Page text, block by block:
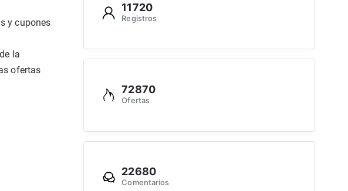
y cupones
la
ofertas
11720
Registros
72870
Ofertas
22680
Comentarios